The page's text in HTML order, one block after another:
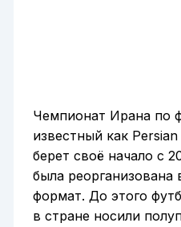
Чемпионат Ирана по
известный как
берет своё начало с
была
формат. До этого
в стране носили